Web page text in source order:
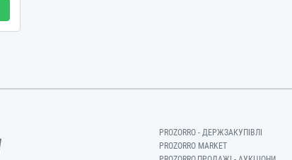
PROZORRO - ДЕРЖЗАКУПІВЛІ
PROZORRO MARKET